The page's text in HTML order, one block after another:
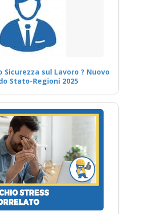
Sicurezza sul Lavoro ? Nuovo
Stato-Regioni 2025